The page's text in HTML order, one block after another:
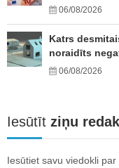
06/08/2026
Katrs
noraidīts
06/08/2026
Iesūtīt ziņu
Iesūtiet savu viedokli